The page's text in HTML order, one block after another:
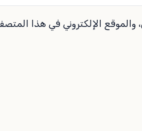
والموقع الإلكتروني في هذا